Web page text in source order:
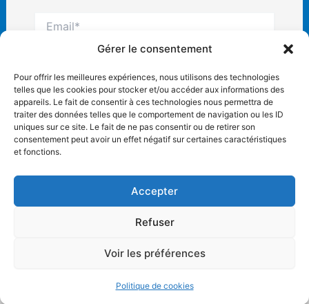
Gérer le consentement
Pour offrir les meilleures expériences, nous utilisons des technologies
telles que les cookies pour stocker et/ou accéder aux informations des
appareils. Le fait de consentir à ces technologies nous permettra de
traiter des données telles que le comportement de navigation ou les ID
uniques sur ce site. Le fait de ne pas consentir ou de retirer son
consentement peut avoir un effet négatif sur certaines caractéristiques
et fonctions.
Accepter
Refuser
Voir les préférences
Politique de cookies
Site
Internet